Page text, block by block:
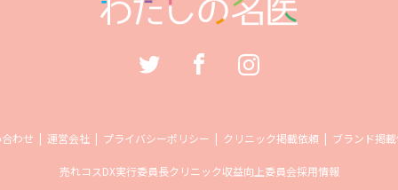
わせ 運営会社 プライバシーポリシー クリニック掲載依頼 ブランド掲
売れコスDX実行委員長クリニック収益向上委員会採用情報